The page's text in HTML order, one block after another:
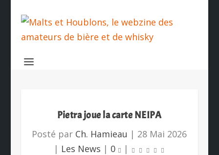
Pietra joue la carte NEIPA
Posté par Ch. Hamieau | 28 Mai 2026
| Les News | 0 |